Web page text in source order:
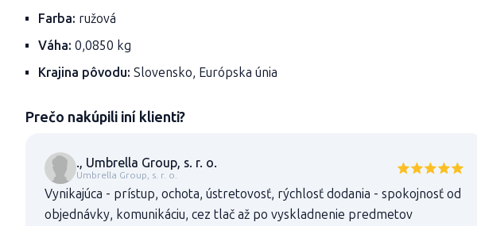
Farba: ružová
Váha: 0,0850 kg
Krajina pôvodu: Slovensko, Európska únia
Prečo nakúpili iní klienti?
., Umbrella Group, s. r. o.
Umbrella Group, s. r. o.
Vynikajúca - prístup, ochota, ústretovosť, rýchlosť dodania - spokojnosť od
objednávky, komunikáciu, cez tlač až po vyskladnenie predmetov